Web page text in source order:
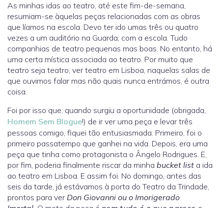
As minhas idas ao teatro, até este fim-de-semana,
resumiam-se àquelas peças relacionadas com as obras
que líamos na escola. Devo ter ido umas três ou quatro
vezes a um auditório na Guarda, com a escola. Tudo
companhias de teatro pequenas mas boas. No entanto, há
uma certa mística associada ao teatro. Por muito que
teatro seja teatro, ver teatro em Lisboa, naquelas salas de
que ouvimos falar mas não quais nunca entrámos, é outra
coisa.
Foi por isso que, quando surgiu a oportunidade (obrigada,
Homem Sem Blogue!) de ir ver uma peça e levar três
pessoas comigo, fiquei tão entusiasmada. Primeiro, foi o
primeiro passatempo que ganhei na vida. Depois, era uma
peça que tinha como protagonista o Ângelo Rodrigues. E,
por fim, poderia finalmente riscar da minha bucket list a ida
ao teatro em Lisboa. E assim foi. No domingo, antes das
seis da tarde, já estávamos à porta do Teatro da Trindade,
prontos para verDon Giovanni ou o Imorigerado